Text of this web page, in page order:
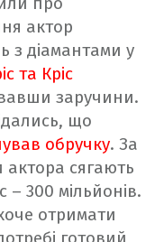
актор
з діамантами у
та Кріс
заручини.
що
обручку. За
актора сягають
– 300 мільйонів.
отримати